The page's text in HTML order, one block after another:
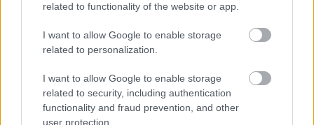
related to functionality of the website or app.
I want to allow Google to enable storage
related to personalization.
I want to allow Google to enable storage
related to security, including authentication
functionality and fraud prevention, and other
user protection.
Meld deg på vårt nyhetsbrev
Meld deg på